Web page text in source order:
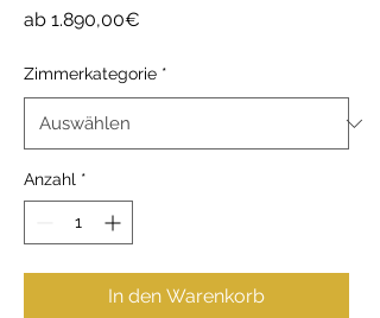
ab 1.890,00€
Zimmerkategorie *
Anzahl *
In den Warenkorb